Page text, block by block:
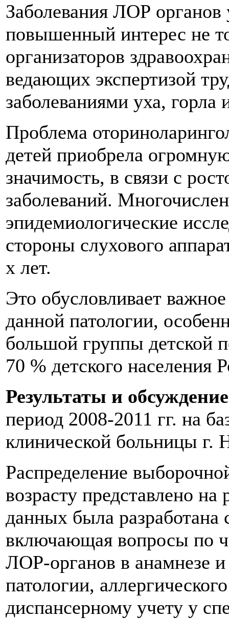
Заболевания ЛОР органов
повышенный интерес не
организаторов
ведающих экспертизой
заболеваниями уха, горла
Проблема
детей приобрела
значимость, в связи с
заболеваний.
эпидемиологические
стороны слухового
х лет.
Это обусловливает
данной патологии,
большой группы детской
70 % детского населения
Результаты и
период 2008-2011 гг. на
клинической больницы г.
Распределение
возрасту представлено
данных была разработана
включающая вопросы по
ЛОР-органов в анамнезе
патологии,
диспансерному учету у